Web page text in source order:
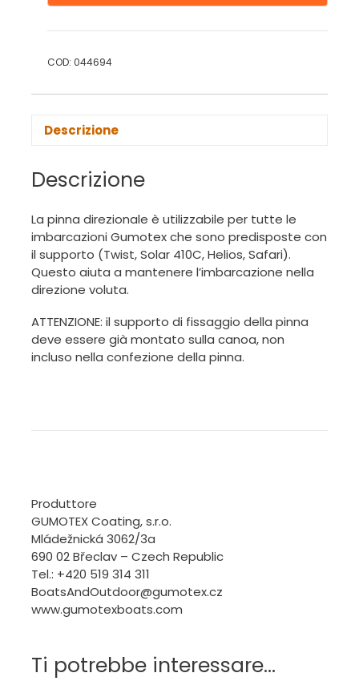
COD: 044694
Descrizione
Descrizione
La pinna direzionale è utilizzabile per tutte le
imbarcazioni Gumotex che sono predisposte con
il supporto (Twist, Solar 410C, Helios, Safari).
Questo aiuta a mantenere l’imbarcazione nella
direzione voluta.
ATTENZIONE: il supporto di fissaggio della pinna
deve essere già montato sulla canoa, non
incluso nella confezione della pinna.
Produttore
GUMOTEX Coating, s.r.o.
Mládežnická 3062/3a
690 02 Břeclav – Czech Republic
Tel.: +420 519 314 311
BoatsAndOutdoor@gumotex.cz
www.gumotexboats.com
Ti potrebbe interessare…